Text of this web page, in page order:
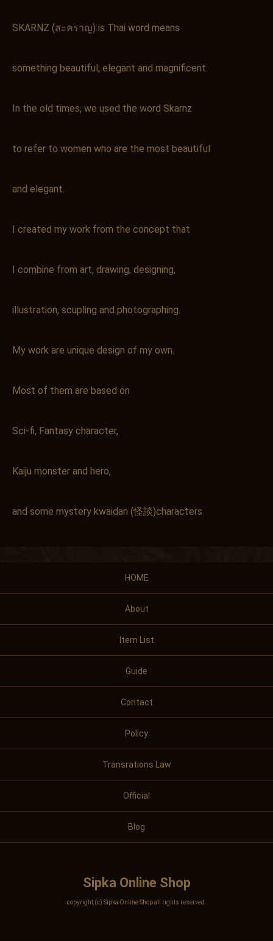
SKARNZ (สะคราญ) is Thai word means
something beautiful, elegant and magnificent.
In the old times, we used the word Skarnz
to refer to women who are the most beautiful
and elegant.
I created my work from the concept that
I combine from art, drawing, designing,
illustration, scupling and photographing.
My work are unique design of my own.
Most of them are based on
Sci-fi, Fantasy character,
Kaiju monster and hero,
and some mystery kwaidan (怪談)characters
HOME
About
Item List
Guide
Contact
Policy
Transrations Law
Official
Blog
Sipka Online Shop
copyright (c) Sipka Online Shop all rights reserved.